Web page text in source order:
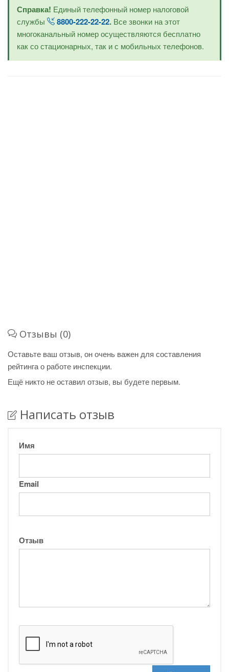
Справка! Единый телефонный номер налоговой
службы
8800-222-22-22. Все звонки на этот
многоканальный номер осуществляются бесплатно
как со стационарных, так и с мобильных телефонов.
Отзывы (0)
Оставьте ваш отзыв, он очень важен для составления
рейтинга о работе инспекции.
Ещё никто не оставил отзыв, вы будете первым.
Написать отзыв
Имя
Email
Отзыв